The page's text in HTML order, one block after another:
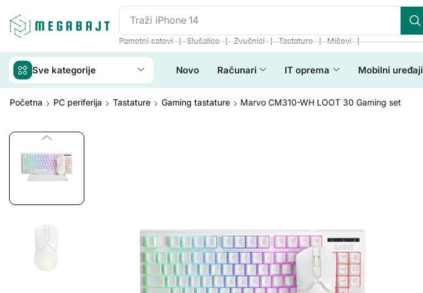
Traži JBL Go 2
Pametni satovi ❘ Slušalice ❘ Zvučnici ❘ Tastature ❘ Miševi ❘
Sve kategorije Novo Računari IT oprema Mobilni uređaji
Početna PC periferija Tastature Gaming tastature Marvo CM310-WH LOOT 30 Gaming set